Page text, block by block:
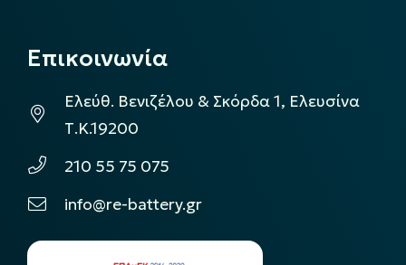
Επικοινωνία
Ελεύθ. Βενιζέλου & Σκόρδα 1, Ελευσίνα
Τ.Κ.19200
210 55 75 075
info@re-battery.gr